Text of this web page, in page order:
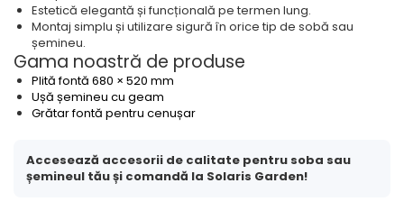
Estetică elegantă și funcțională pe termen lung.
Montaj simplu și utilizare sigură în orice tip de sobă sau
șemineu.
Gama noastră de produse
Plită fontă 680 × 520 mm
Ușă șemineu cu geam
Grătar fontă pentru cenușar
Accesează accesorii de calitate pentru soba sau
șemineul tău și comandă la Solaris Garden!